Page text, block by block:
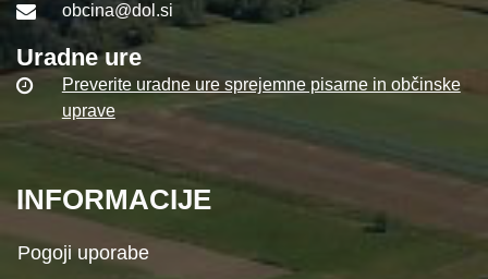
obcina@dol.si
Uradne ure
Preverite uradne ure sprejemne pisarne in občinske
uprave
INFORMACIJE
Pogoji uporabe